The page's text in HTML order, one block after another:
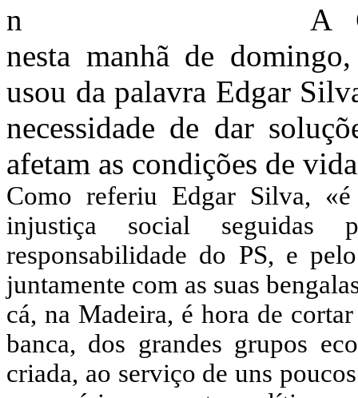
A
nesta manhã de
usou da palavra Edgar
necessidade de dar
afetam as condições de
Como referiu Edgar Silva,
injustiça social seguidas
responsabilidade do PS, e
juntamente com as suas
cá, na Madeira, é hora de
banca, dos grandes grupos
criada, ao serviço de uns